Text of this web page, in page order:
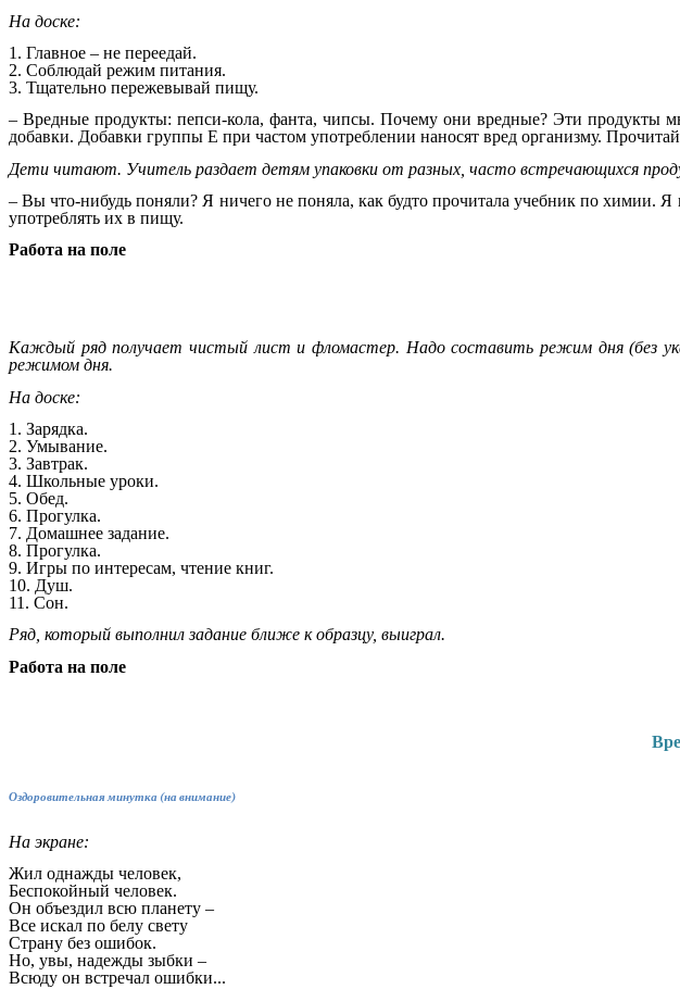
На доске:
1. Главное – не переедай.
2. Соблюдай режим питания.
3. Тщательно пережевывай пищу.
– Вредные продукты: пепси-кола, фанта, чипсы. Почему они вредные? Эти продукты
добавки. Добавки группы Е при частом употреблении наносят вред организму.
Дети читают. Учитель раздает детям упаковки от разных, часто встречающихся
– Вы что-нибудь поняли? Я ничего не поняла, как будто прочитала учебник по химии.
употреблять их в пищу.
Работа на поле
Каждый ряд получает чистый лист и фломастер. Надо составить режим дня (без
режимом дня.
На доске:
1. Зарядка.
2. Умывание.
3. Завтрак.
4. Школьные уроки.
5. Обед.
6. Прогулка.
7. Домашнее задание.
8. Прогулка.
9. Игры по интересам, чтение книг.
10. Душ.
11. Сон.
Ряд, который выполнил задание ближе к образцу, выиграл.
Работа на поле
Оздоровительная минутка (на внимание)
На экране:
Жил однажды человек,
Беспокойный человек.
Он объездил всю планету –
Все искал по белу свету
Страну без ошибок.
Но, увы, надежды зыбки –
Всюду он встречал ошибки...